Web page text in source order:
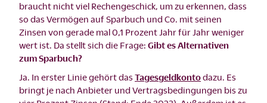
braucht nicht viel Rechengeschick, um zu erkennen, dass
so das Vermögen auf Sparbuch und Co. mit seinen
Zinsen von gerade mal 0,1 Prozent Jahr für Jahr weniger
wert ist. Da stellt sich die Frage: Gibt es Alternativen
zum Sparbuch?
Ja. In erster Linie gehört das Tagesgeldkontodazu. Es
bringt je nach Anbieter und Vertragsbedingungen bis zu